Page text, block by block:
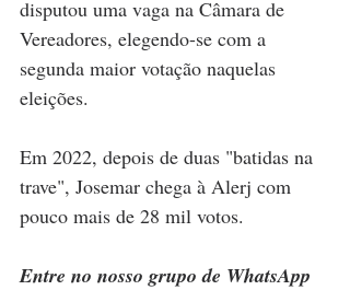
disputou uma vaga na Câmara de
Vereadores, elegendo-se com a
segunda maior votação naquelas
eleições.
Em 2022, depois de duas "batidas na
trave", Josemar chega à Alerj com
pouco mais de 28 mil votos.
Entre no nosso grupo de WhatsApp